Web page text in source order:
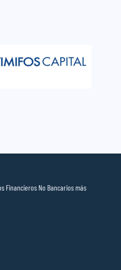
Financieros No Bancarios más